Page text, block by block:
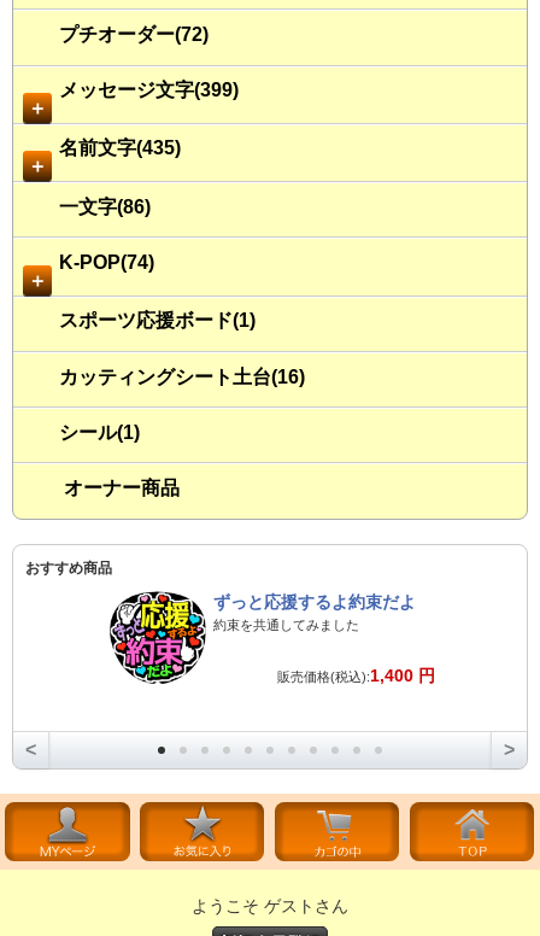
プチオーダー(72)
＋
メッセージ文字(399)
＋
名前文字(435)
一文字(86)
＋
K-POP(74)
スポーツ応援ボード(1)
カッティングシート土台(16)
シール(1)
オーナー商品
おすすめ商品
ずっと応援するよ約束だよ
約束を共通してみました
販売価格(税込):1,400 円
< >
ようこそ ゲストさん